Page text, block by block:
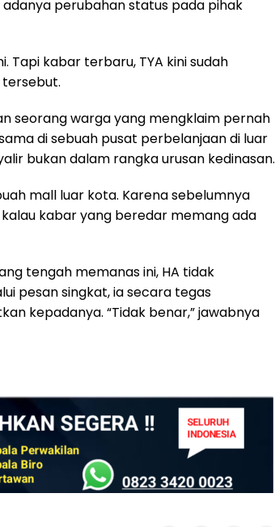
perubahan status pada pihak
Tapi kabar terbaru, TYA kini sudah
seorang warga yang mengklaim pernah
di sebuah pusat perbelanjaan di luar
bukan dalam rangka urusan kedinasan.
mall luar kota. Karena sebelumnya
kabar yang beredar memang ada
tengah memanas ini, HA tidak
pesan singkat, ia secara tegas
kepadanya. “Tidak benar,” jawabnya